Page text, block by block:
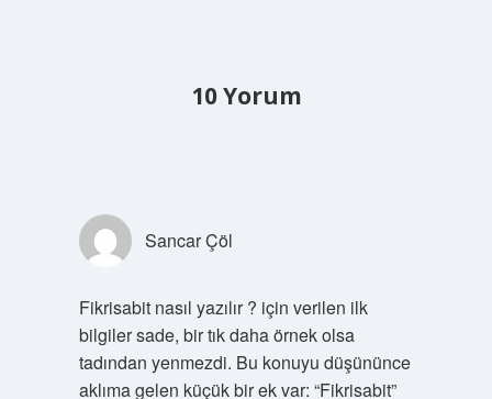
10 Yorum
Sancar Çöl
Fikrisabit nasıl yazılır ? için verilen ilk
bilgiler sade, bir tık daha örnek olsa
tadından yenmezdi. Bu konuyu düşününce
aklıma gelen küçük bir ek var: “Fikrisabit”